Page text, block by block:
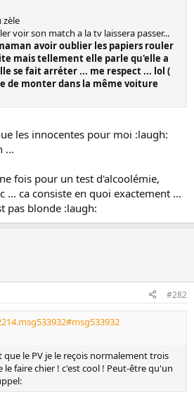
zèle
voir son match a la tv laissera passer...
avoir oublier les papiers rouler
mais tellement elle parle qu'elle a
se fait arréter ... me respect ... lol (
de monter dans la même voiture
les innocentes pour moi :laugh:
...
fois pour un test d'alcoolémie,
... ca consiste en quoi exactement ...
pas blonde :laugh:
#282
que le PV je le reçois normalement trois
le faire chier ! c'est cool ! Peut-être qu'un